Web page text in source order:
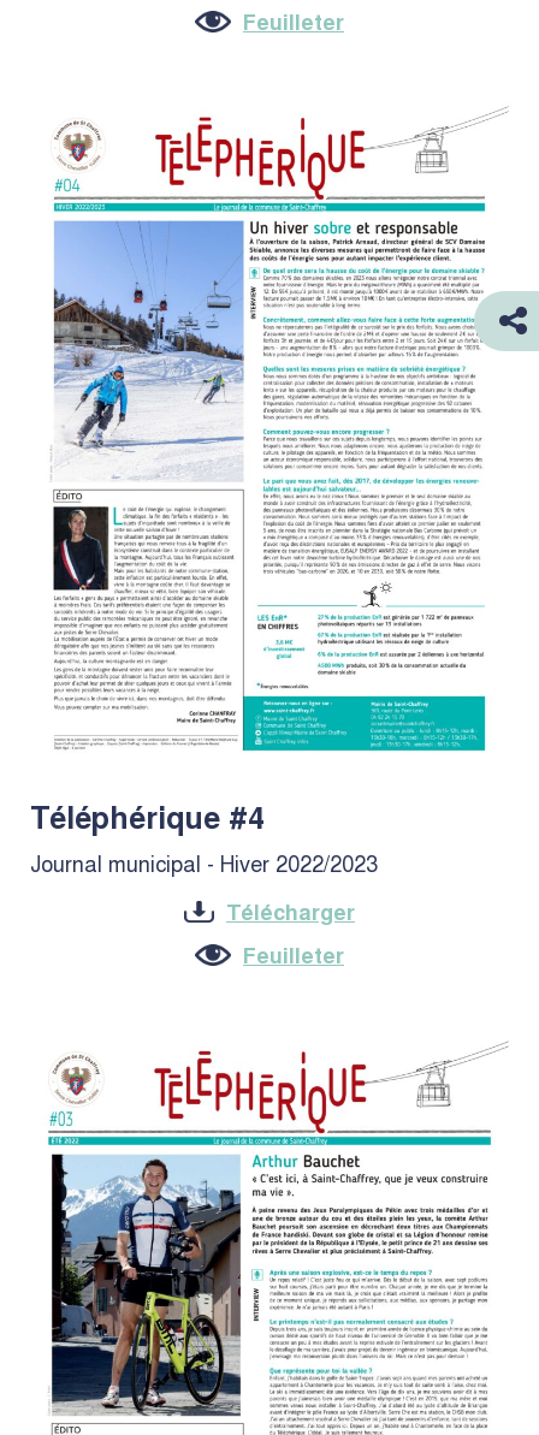
Feuilleter
Téléphérique #4
Journal municipal - Hiver 2022/2023
Télécharger
Feuilleter